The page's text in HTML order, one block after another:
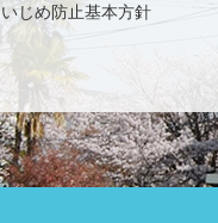
いじめ防止基本方針